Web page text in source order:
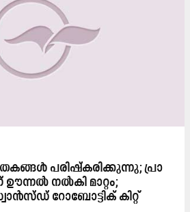
പരിഷ്​കരിക്കുന്നു; പ്രാ​
ന​ൽ​കി​ മാറ്റം;
റോ​ബോ​ട്ടി​ക് കി​റ്റ്